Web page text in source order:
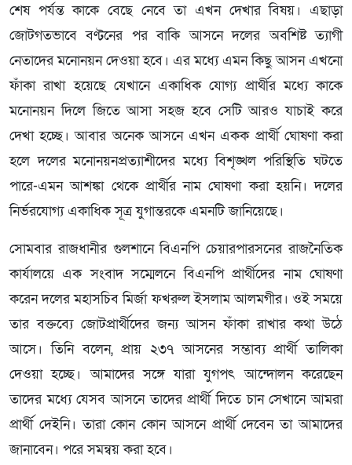
শেষ পর্যন্ত কাকে বেছে নেবে তা এখন দেখার বিষয়। এছাড়া
জোটগতভাবে বণ্টনের পর বাকি আসনে দলের অবশিষ্ট ত্যাগী
নেতাদের মনোনয়ন দেওয়া হবে। এর মধ্যে এমন কিছু আসন এখনো
ফাঁকা রাখা হয়েছে যেখানে একাধিক যোগ্য প্রার্থীর মধ্যে কাকে
মনোনয়ন দিলে জিতে আসা সহজ হবে সেটি আরও যাচাই করে
দেখা হচ্ছে। আবার অনেক আসনে এখন একক প্রার্থী ঘোষণা করা
হলে দলের মনোনয়নপ্রত্যাশীদের মধ্যে বিশৃঙ্খল পরিস্থিতি ঘটতে
পারে-এমন আশঙ্কা থেকে প্রার্থীর নাম ঘোষণা করা হয়নি। দলের
নির্ভরযোগ্য একাধিক সূত্র যুগান্তরকে এমনটি জানিয়েছে।
সোমবার রাজধানীর গুলশানে বিএনপি চেয়ারপারসনের রাজনৈতিক
কার্যালয়ে এক সংবাদ সম্মেলনে বিএনপি প্রার্থীদের নাম ঘোষণা
করেন দলের মহাসচিব মির্জা ফখরুল ইসলাম আলমগীর। ওই সময়ে
তার বক্তব্যে জোটপ্রার্থীদের জন্য আসন ফাঁকা রাখার কথা উঠে
আসে। তিনি বলেন, প্রায় ২৩৭ আসনের সম্ভাব্য প্রার্থী তালিকা
দেওয়া হচ্ছে। আমাদের সঙ্গে যারা যুগপৎ আন্দোলন করেছেন
তাদের মধ্যে যেসব আসনে তাদের প্রার্থী দিতে চান সেখানে আমরা
প্রার্থী দেইনি। তারা কোন কোন আসনে প্রার্থী দেবেন তা আমাদের
জানাবেন। পরে সমন্বয় করা হবে।